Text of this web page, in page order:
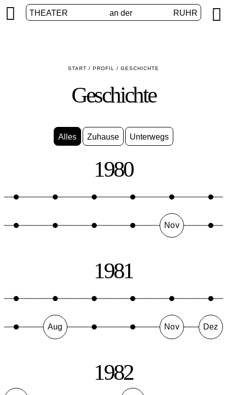
THEATER an der RUHR
 
START / PROFIL / GESCHICHTE
Geschichte
Alles Zuhause Unterwegs
1980
Nov
1981
Aug Nov Dez
1982